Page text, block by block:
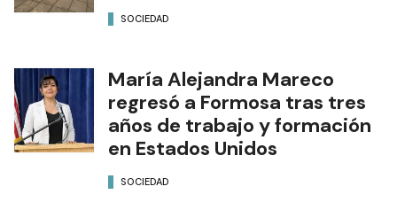
SOCIEDAD
María Alejandra Mareco
regresó a Formosa tras tres
años de trabajo y formación
en Estados Unidos
SOCIEDAD